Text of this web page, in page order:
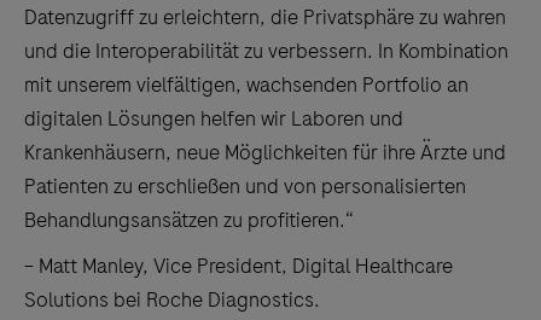
Datenzugriff zu erleichtern, die Privatsphäre zu wahren
und die Interoperabilität zu verbessern. In Kombination
mit unserem vielfältigen, wachsenden Portfolio an
digitalen Lösungen helfen wir Laboren und
Krankenhäusern, neue Möglichkeiten für ihre Ärzte und
Patienten zu erschließen und von personalisierten
Behandlungsansätzen zu profitieren.“
– Matt Manley, Vice President, Digital Healthcare
Solutions bei Roche Diagnostics.